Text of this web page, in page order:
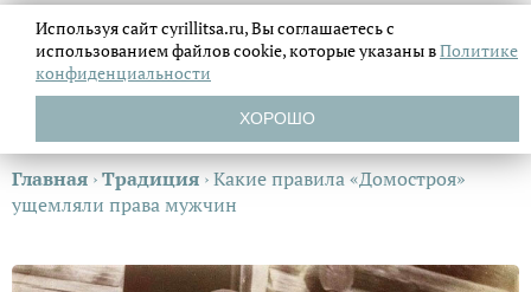
Главная ›Традиция ›Какие правила «Домостроя»
ущемляли права мужчин
Используя сайт cyrillitsa.ru, Вы соглашаетесь с
использованием файловcookie, которые указаны вПолитике
конфиденциальности
ХОРОШО